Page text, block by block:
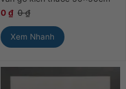
0 ₫ 0₫
Xem Nhanh